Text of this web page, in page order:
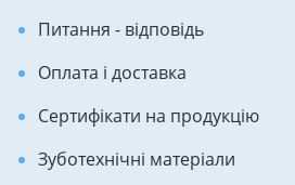
Питання - відповідь
Оплата і доставка
Сертифікати на продукцію
Зуботехнічні матеріали